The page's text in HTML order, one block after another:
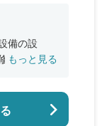
備の設
、窓やド
もっと見る